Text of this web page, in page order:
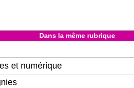
Dans la même rubrique
et numérique